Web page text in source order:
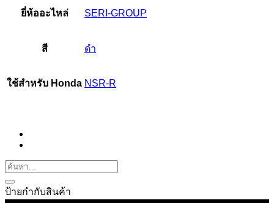
ยี่ห้ออะไหล่ SERI-GROUP
สี ดำ
ใช้สำหรับ Honda NSR-R
ป้ายกำกับสินค้า